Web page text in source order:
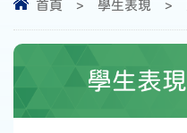
首頁 > 學生表現 >
學生表現